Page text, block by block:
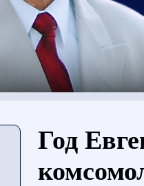
Sie sind hier
Год